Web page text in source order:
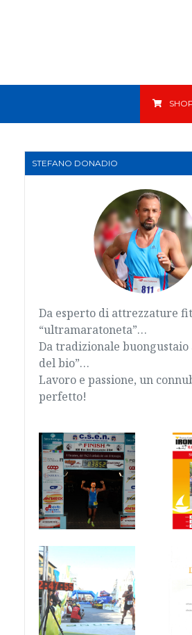
STEFANO DONADIO
Da esperto di attrezzature
“ultramaratoneta”…
Da tradizionale buongustaio
del bio”…
Lavoro e passione, un
perfetto!